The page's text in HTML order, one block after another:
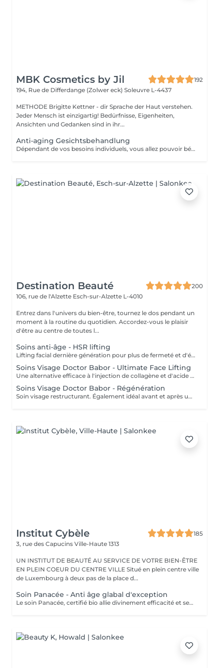
MBK Cosmetics by Jil
192
194, Rue de Differdange (Zolwer eck) Soleuvre L-4437
METHODE Brigitte Kettner - dir Sprache der Haut verstehen.
Jeder Mensch ist einzigartig! Bedürfnisse, Eigenheiten,
Ansichten und Gedanken sind in ihr...
Anti-aging Gesichtsbehandlung
Dépendant de vos besoins individuels, vous allez pouvoir bénéficier de soins adaptés à votre type de peau. Le prix va ensuite varier dépendant du soin finalement prèsté : - Pre-aging : Commencez la lute anti-âge contre les rides et les ridules très tôt avec des isoflavones naturelles (à partir de 110 euros) - Anti-Aging : Traitement en profondeur contre les radicaux libres, la déshydratation et le relachement cutané (à partir de 130 euros) - Anti-Aging de luxe : Soin anti-âge raffermissant et remodelant pour les plus peaux très exigeantes (à partir de 150 euros)
Destination Beauté
200
106, rue de l'Alzette Esch-sur-Alzette L-4010
Entrez dans l'univers du bien-être, tournez le dos pendant un
moment à la routine du quotidien. Accordez-vous le plaisir
d'être au centre de toutes l...
Soins anti-âge - HSR lifting
Lifting facial dernière génération pour plus de fermeté et d'élasticité. Aux choix stimulant et vivifiant ou relaxant et cocooning.
Soins Visage Doctor Babor - Ultimate Face Lifting
Une alternative efficace à l'injection de collagène et d'acide hyaluronique !
Soins Visage Doctor Babor - Régénération
Soin visage restructurant. Également idéal avant et après une intervention chirurgicale esthétique.
Institut Cybèle
185
3, rue des Capucins Ville-Haute 1313
UN INSTITUT DE BEAUTÉ AU SERVICE DE VOTRE BIEN-ÊTRE
EN PLEIN COEUR DU CENTRE VILLE Situé en plein centre ville
de Luxembourg à deux pas de la place d...
Soin Panacée - Anti âge glabal d'exception
Le soin Panacée, certifié bio allie divinement efficacité et sensorialité et cible tous les signes de l'âge : rides, éclat, fermeté. Des textures originales et un modelage visage resculptant unique réalisé à l'aide du Dermophyt's, un appareil à ondes sonores permettant de travailler les tissus en profondeur, pour des résultats visibles instantanément après un seul soin !